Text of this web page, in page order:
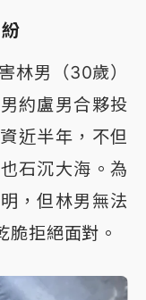
林男（30歲）
約盧男合夥投
近半年，不但
石沉大海。為
，但林男無法
脆拒絕面對。